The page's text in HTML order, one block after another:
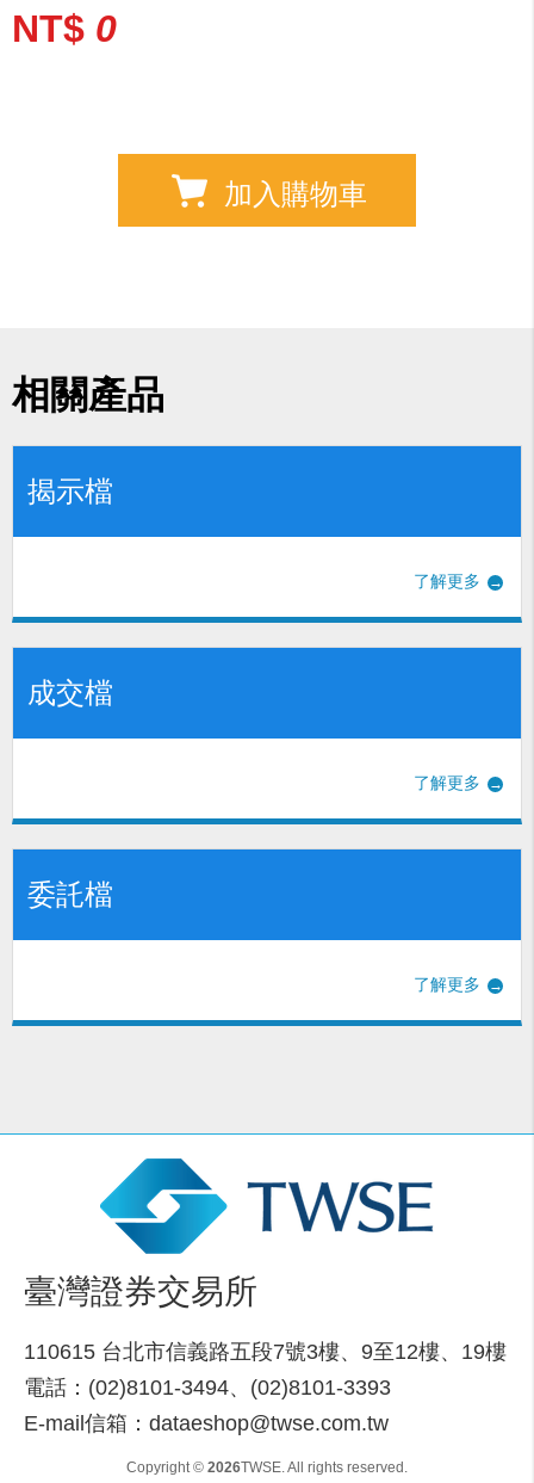
NT$ 0
加入購物車
相關產品
揭示檔
了解更多
成交檔
了解更多
委託檔
了解更多
臺灣證券交易所
110615 台北市信義路五段7號3樓、9至12樓、19樓
電話：(02)8101-3494、(02)8101-3393
E-mail信箱：dataeshop@twse.com.tw
Copyright © 2026TWSE. All rights reserved.